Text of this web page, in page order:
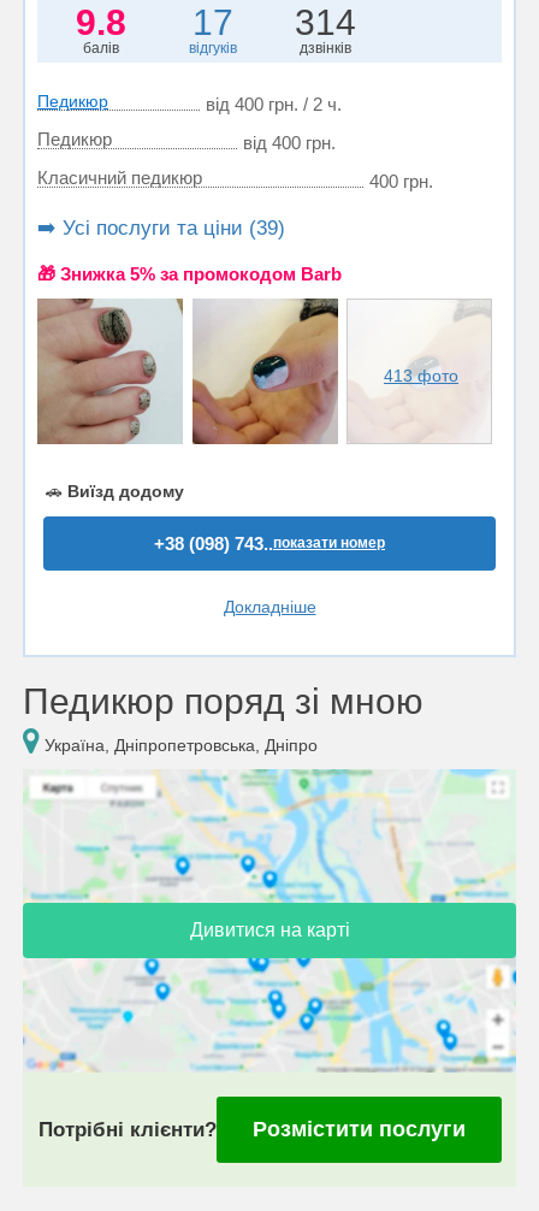
9.8
балів
17
відгуків
314
дзвінків
Педикюр
від 400 грн. / 2 ч.
Педикюр
від 400 грн.
Класичний педикюр
400 грн.
➡️ Усі послуги та ціни (39)
🎁 Знижка 5% за промокодом Barb
413 фото
🚗 Виїзд додому
+38 (098) 743..показати номер
Докладніше
Педикюр поряд зі мною
Україна, Дніпропетровська, Дніпро
Дивитися на карті
Потрібні клієнти? Розмістити послуги